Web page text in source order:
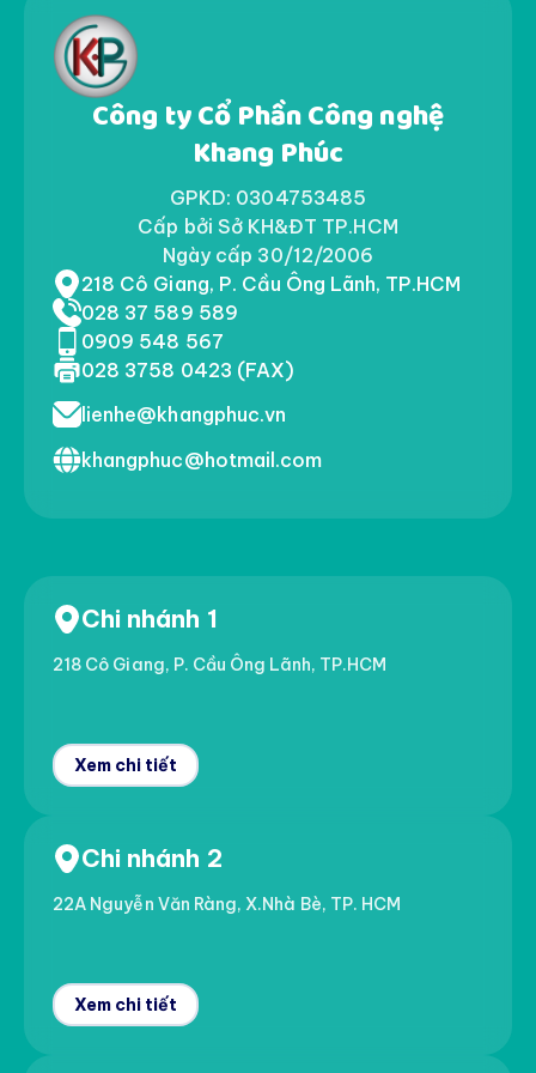
Công ty Cổ Phần Công nghệ
Khang Phúc
GPKD: 0304753485
Cấp bởi Sở KH&ĐT TP.HCM
Ngày cấp 30/12/2006
218 Cô Giang, P. Cầu Ông Lãnh, TP.HCM
028 37 589 589
0909 548 567
028 3758 0423 (FAX)
lienhe@khangphuc.vn
khangphuc@hotmail.com
Chi nhánh 1
218 Cô Giang, P. Cầu Ông Lãnh, TP.HCM
Xem chi tiết
Chi nhánh 2
22A Nguyễn Văn Ràng, X.Nhà Bè, TP. HCM
Xem chi tiết